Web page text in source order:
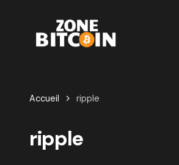
Accueil ripple
ripple